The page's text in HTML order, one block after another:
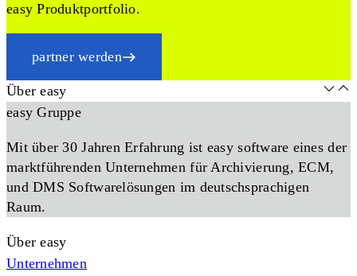
easy Produktportfolio.
partner werden
Über easy
easy Gruppe
Mit über 30 Jahren Erfahrung ist easy software eines der
marktführenden Unternehmen für Archivierung, ECM,
und DMS Softwarelösungen im deutschsprachigen
Raum.
Über easy
Unternehmen